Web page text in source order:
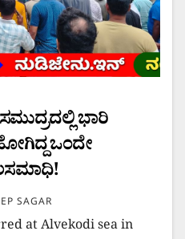
ಭಾರಿ
ಒಂದೇ
SAGAR
at Alvekodi sea in